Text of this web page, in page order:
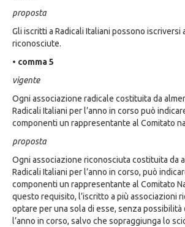
proposta
Gli iscritti a Radicali Italiani possono iscriversi
riconosciute.
• comma 5
vigente
Ogni associazione radicale costituita da
Radicali Italiani per l’anno in corso può
componenti un rappresentante al Comitato
proposta
Ogni associazione riconosciuta costituita da
Radicali Italiani per l’anno in corso, può
componenti un rappresentante al Comitato
questo requisito, l’iscritto a più associazioni
optare per una sola di esse, senza possibilità
l’anno in corso, salvo che sopraggiunga lo